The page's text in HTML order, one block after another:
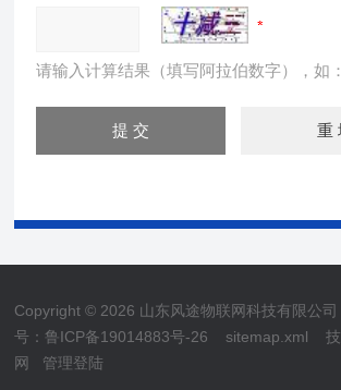
请输入计算结果（填写阿拉伯数字），如
Copyright © 2026 山东风途物联网科技有限公
号：鲁ICP备19014883号-26
sitemap.xml 技
网
管理登陆